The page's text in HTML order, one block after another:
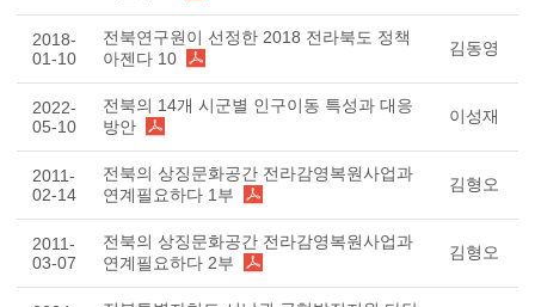
2018-
01-10
전북연구원이 선정한 2018 전라북도 정책
아젠다 10
김동영
2022-
05-10
전북의 14개 시군별 인구이동 특성과 대응
방안
이성재
2011-
02-14
전북의 상징문화공간 전라감영복원사업과
연계필요하다 1부
김형오
2011-
03-07
전북의 상징문화공간 전라감영복원사업과
연계필요하다 2부
김형오